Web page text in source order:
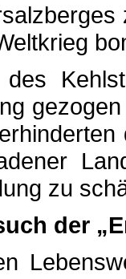
des
zu
der